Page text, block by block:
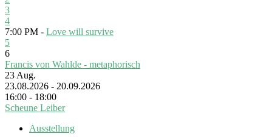
3
4
7:00 PM - Love will survive
5
6
Francis von Wahlde - metaphorisch
23 Aug.
23.08.2026 - 20.09.2026
16:00 - 18:00
Scheune Leiber
Ausstellung